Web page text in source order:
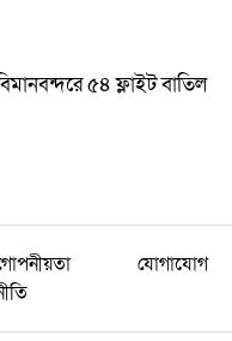
৫৪ ফ্লাইট বাতিল
যোগাযোগ